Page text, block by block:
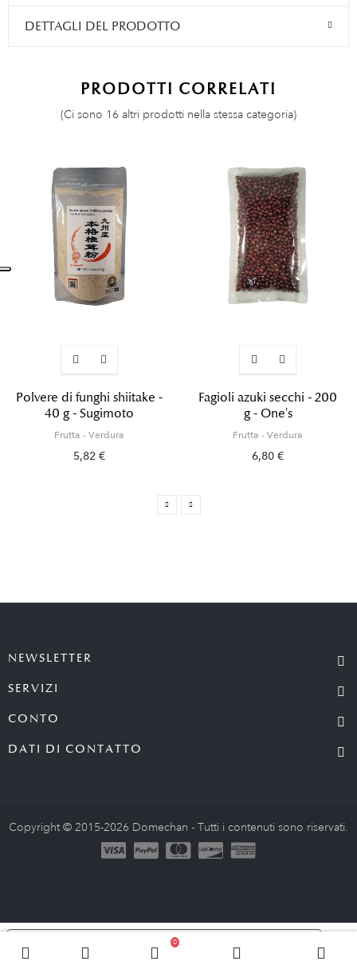
0
DETTAGLI DEL PRODOTTO
PRODOTTI CORRELATI
(Ci sono 16 altri prodotti nella stessa categoria)
Polvere di funghi shiitake -
40 g - Sugimoto
Frutta - Verdura
5,82 €
Fagioli azuki secchi - 200
g - One's
Frutta - Verdura
6,80 €
NEWSLETTER
SERVIZI
CONTO
DATI DI CONTATTO
Copyright © 2015-2026 Domechan - Tutti i contenuti sono riservati.
Le tue preferenze relative alla privacy